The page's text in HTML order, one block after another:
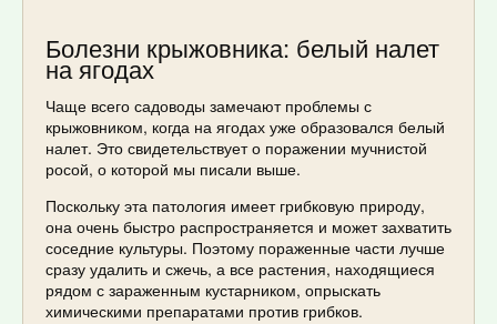
Болезни крыжовника: белый налет
на ягодах
Чаще всего садоводы замечают проблемы с
крыжовником, когда на ягодах уже образовался белый
налет. Это свидетельствует о поражении мучнистой
росой, о которой мы писали выше.
Поскольку эта патология имеет грибковую природу,
она очень быстро распространяется и может захватить
соседние культуры. Поэтому пораженные части лучше
сразу удалить и сжечь, а все растения, находящиеся
рядом с зараженным кустарником, опрыскать
химическими препаратами против грибков.